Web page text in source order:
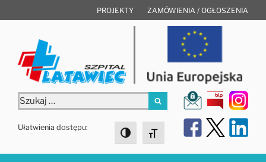
do
PROJEKTY ZAMÓWIENIA / OGŁOSZENIA
Szukaj:
Szukaj
Ułatwienia dostępu:
Toggle High Contrast
Toggle Font size